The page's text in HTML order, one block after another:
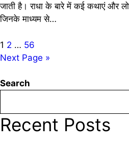
जाती है। राधा के बारे में कई कथाएं और
जिनके माध्यम से…
Posts
pagination
1 2 … 56
Next Page »
Search
Recent Posts